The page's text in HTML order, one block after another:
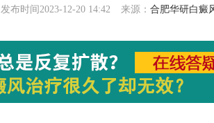
发布时间2023-12-20 14:42 来源： 合肥华研白癜